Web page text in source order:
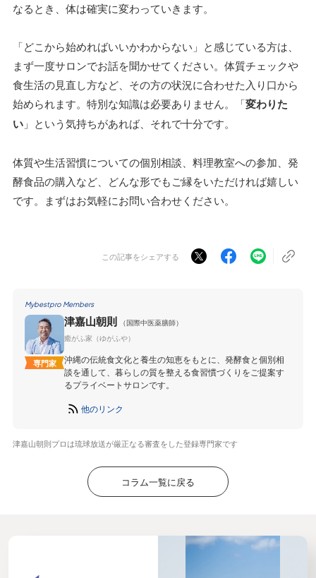
なるとき、体は確実に変わっていきます。
「どこから始めればいいかわからない」と感じている方は、
まず一度サロンでお話を聞かせてください。体質チェックや
食生活の見直し方など、その方の状況に合わせた入り口から
始められます。特別な知識は必要ありません。「変わりた
い 」という気持ちがあれば、それで十分です。
体質や生活習慣についての個別相談、料理教室への参加、発
酵食品の購入など、どんな形でもご縁をいただければ嬉しい
です。まずはお気軽にお問い合わせください。
この記事をシェアする
Mybestpro Members
専門家
津嘉山朝則
（国際中医薬膳師）
癒がふ家（ゆがふや）
沖縄の伝統食文化と養生の知恵をもとに、発酵食と個別相
談を通して、暮らしの質を整える食習慣づくりをご提案す
るプライベートサロンです。
他のリンク
津嘉山朝則プロは琉球放送が厳正なる審査をした登録専門家です
コラム一覧に戻る